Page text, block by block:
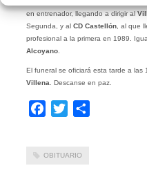
en entrenador, llegando a dirigir al
Segunda, y al CD Castellón, al que
profesional a la primera en 1989.
Alcoyano.
El funeral se oficiará esta tarde a las
Villena . Descanse en paz.
Facebook
Twitter
OBITUARIO